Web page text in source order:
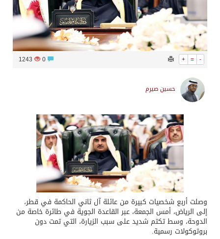
حالة الطقس المتوقعة اليوم في المملكة
إجتماع المكتب التعريفي للمتقاعدين بالصوارمة-مركز الحكامية
+ = -
1243
حسين صيرم
وصلت أربع شخصيات كبيرة من عائلة آل ثاني الحاكمة في قطر،
إلى الرياض، أمس الجمعة، عبر القاعدة الجوية في طائرة خاصة من
الدوحة، وسط تكتم شديد على سبب الزيارة، التي تمت دون
بروتوكولات رسمية.